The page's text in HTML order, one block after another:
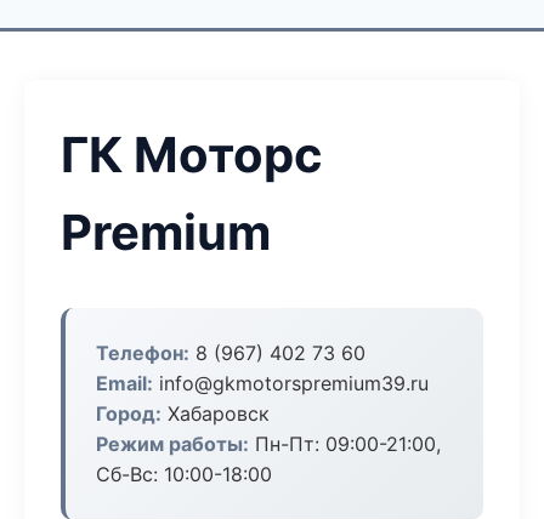
ГК Моторс
Premium
Телефон: 8 (967) 402 73 60
Email: info@gkmotorspremium39.ru
Город: Хабаровск
Режим работы: Пн-Пт: 09:00-21:00,
Сб-Вс: 10:00-18:00